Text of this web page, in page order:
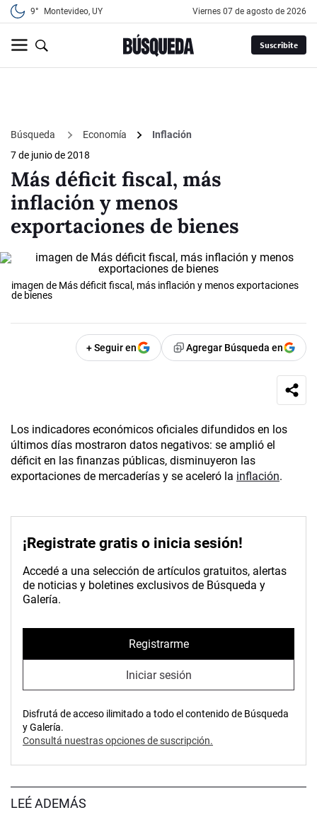
9° Montevideo, UY viernes 07 de agosto de 2026
Suscribite
Búsqueda Economía
Inflación
7 de junio de 2018
Más déficit fiscal, más
inflación y menos
exportaciones de bienes
imagen de Más déficit fiscal, más inflación y menos exportaciones
de bienes
+ Seguir en Agregar Búsqueda en
Los indicadores económicos oficiales difundidos en los
últimos días mostraron datos negativos: se amplió el
déficit en las finanzas públicas, disminuyeron las
exportaciones de mercaderías y se aceleró la inflación.
¡Registrate gratis o inicia sesión!
Accedé a una selección de artículos gratuitos, alertas
de noticias y boletines exclusivos de Búsqueda y
Galería.
Registrarme
Iniciar sesión
Disfrutá de acceso ilimitado a todo el contenido de Búsqueda
y Galería.
Consultá nuestras opciones de suscripción.
LEÉ ADEMÁS